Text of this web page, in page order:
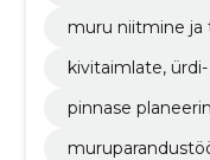
muru niitmine
kivitaimlate,
pinnase